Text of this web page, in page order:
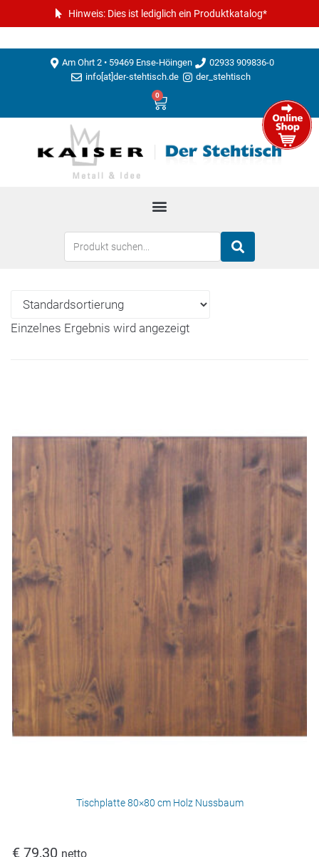
Hinweis: Dies ist lediglich ein Produktkatalog*
Am Ohrt 2 • 59469 Ense-Höingen
02933 909836-0
info[at]der-stehtisch.de
der_stehtisch
0
Einzelnes Ergebnis wird angezeigt
Tischplatte 80×80 cm Holz Nussbaum
€ 79,30 netto